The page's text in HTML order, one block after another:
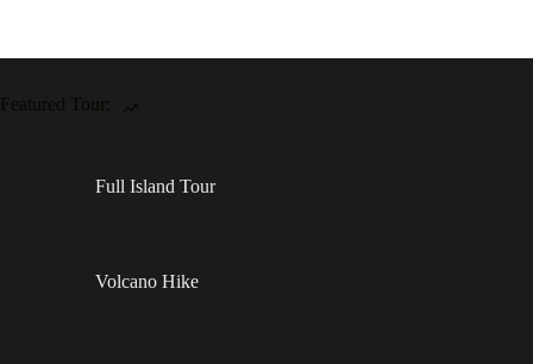
Featured Tour:
Full Island Tour
Volcano Hike